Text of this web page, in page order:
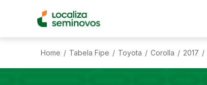
Home / Tabela Fipe / Toyota / Corolla / 2017 /